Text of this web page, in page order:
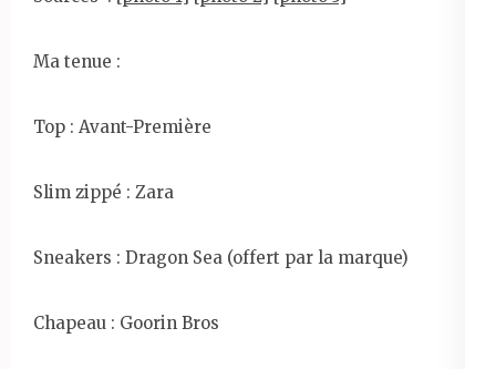
Ma tenue :
Top : Avant-Première
Slim zippé : Zara
Sneakers : Dragon Sea (offert par la marque)
Chapeau : Goorin Bros